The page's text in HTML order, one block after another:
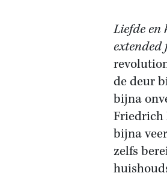
Liefde
extended
de deur
bijna
Friedrich
bijna
zelfs